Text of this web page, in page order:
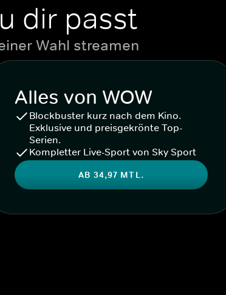
dir passt
Wahl streamen
Alles von WOW
Blockbuster kurz nach dem Kino.
Exklusive und preisgekrönte Top-
Serien.
Kompletter Live-Sport von Sky Sport
AB 34,97 MTL.